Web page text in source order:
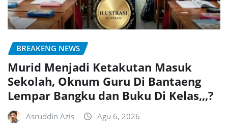
BREAKENG NEWS
Murid Menjadi Ketakutan Masuk
Sekolah, Oknum Guru Di Bantaeng
Lempar Bangku dan Buku Di Kelas,,,?
Asruddin Azis Agu 6, 2026